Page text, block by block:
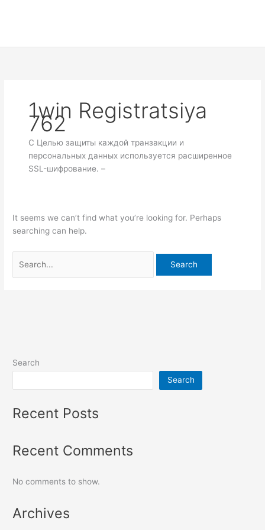
1win Registratsiya
762
С Целью защиты каждой транзакции и
персональных данных используется расширенное
SSL-шифрование. –
It seems we can’t find what you’re looking for. Perhaps
searching can help.
Search
Search
Recent Posts
Recent Comments
No comments to show.
Archives